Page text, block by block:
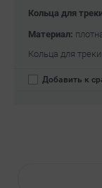
Кольца для
Материал:
Кольца для
Добавить к